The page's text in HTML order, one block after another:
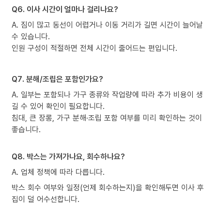
Q6. 이사 시간이 얼마나 걸리나요?
A. 짐이 많고 동선이 어렵거나 이동 거리가 길면 시간이 늘어날
수 있습니다.
인원 구성이 적절하면 전체 시간이 줄어드는 편입니다.
Q7. 분해/조립은 포함인가요?
A. 일부는 포함되나 가구 종류와 작업량에 따라 추가 비용이 생
길 수 있어 확인이 필요합니다.
침대, 큰 장롱, 가구 분해·조립 포함 여부를 미리 확인하는 것이
좋습니다.
Q8. 박스는 가져가나요, 회수하나요?
A. 업체 정책에 따라 다릅니다.
박스 회수 여부와 일정(언제 회수하는지)을 확인해두면 이사 후
집이 덜 어수선합니다.